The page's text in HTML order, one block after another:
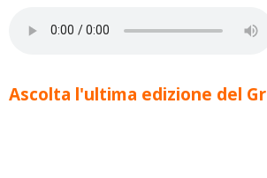
Ascolta l'ultima edizione del Gr